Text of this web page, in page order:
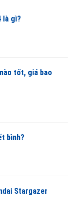
là gì?
tốt, giá bao
bình?
Stargazer